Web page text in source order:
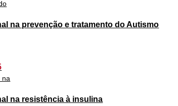
na prevenção e tratamento do Autismo
na resistência à insulina